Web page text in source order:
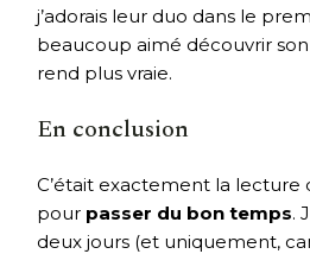
j’adorais leur duo dans le
beaucoup aimé découvrir
rend plus vraie.
En conclusion
C’était exactement la lecture
pour passer du bon temps.
deux jours (et uniquement,